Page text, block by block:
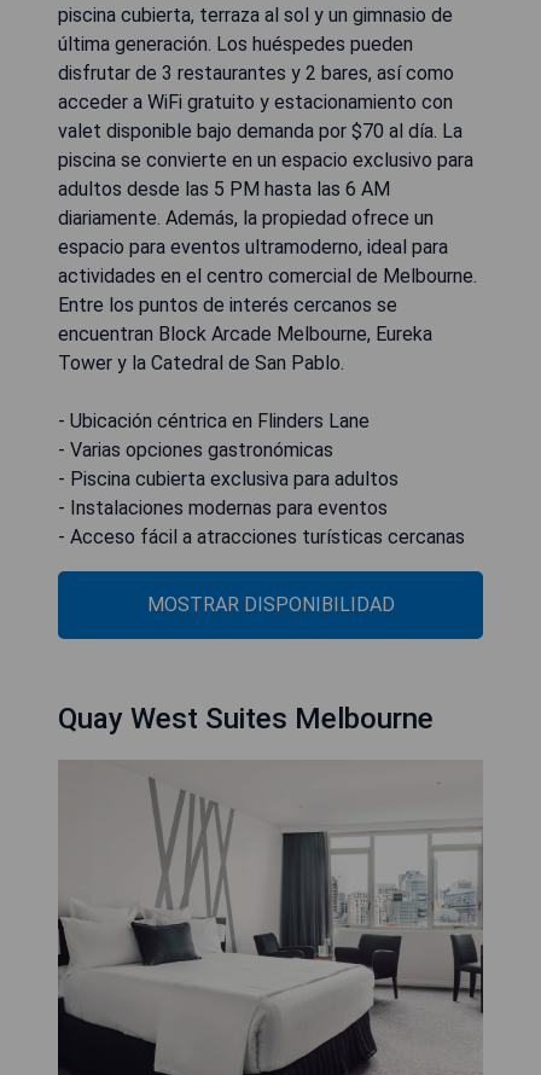
piscina cubierta, terraza al sol y un gimnasio de
última generación. Los huéspedes pueden
disfrutar de 3 restaurantes y 2 bares, así como
acceder a WiFi gratuito y estacionamiento con
valet disponible bajo demanda por $70 al día. La
piscina se convierte en un espacio exclusivo para
adultos desde las 5 PM hasta las 6 AM
diariamente. Además, la propiedad ofrece un
espacio para eventos ultramoderno, ideal para
actividades en el centro comercial de Melbourne.
Entre los puntos de interés cercanos se
encuentran Block Arcade Melbourne, Eureka
Tower y la Catedral de San Pablo.
- Ubicación céntrica en Flinders Lane
- Varias opciones gastronómicas
- Piscina cubierta exclusiva para adultos
- Instalaciones modernas para eventos
- Acceso fácil a atracciones turísticas cercanas
MOSTRAR DISPONIBILIDAD
Quay West Suites Melbourne